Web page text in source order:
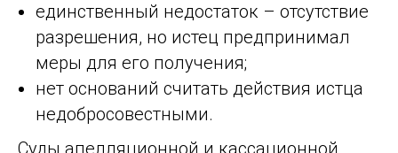
единственный недостаток – отсутствие
разрешения, но истец предпринимал
меры для его получения;
нет оснований считать действия истца
недобросовестными.
Суды апелляционной и кассационной